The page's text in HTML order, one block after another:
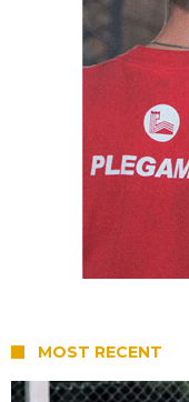
MOST RECENT